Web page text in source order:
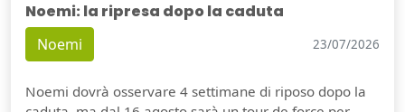
Noemi: la ripresa dopo la caduta
Noemi 23/07/2026
Noemi dovrà osservare 4 settimane di riposo dopo la